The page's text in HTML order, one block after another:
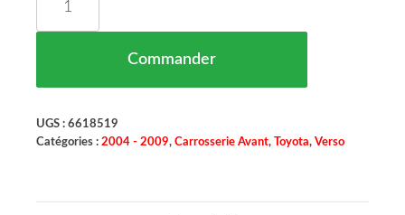
Commander
UGS : 6618519
Catégories : 2004 - 2009, Carrosserie Avant, Toyota, Verso